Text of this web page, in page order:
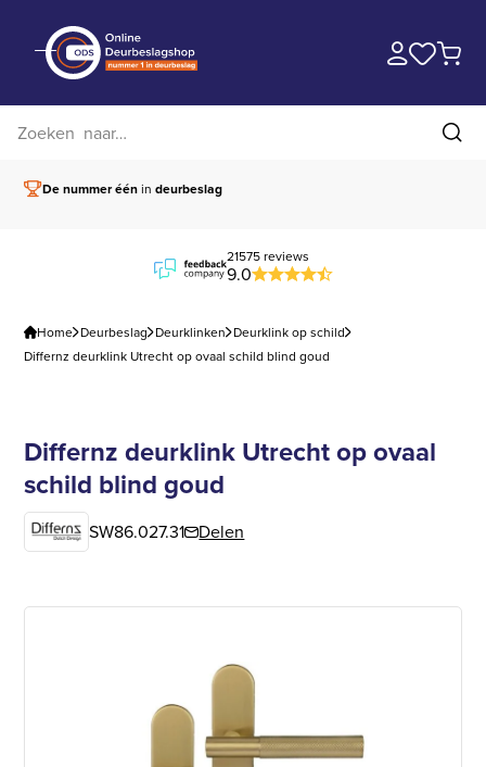
De nummer éénindeurbeslag
21575 reviews
9.0
Home Deurbeslag Deurklinken Deurklink op schild
Differnz deurklink Utrecht op ovaal schild blind goud
Differnz deurklink Utrecht op ovaal
schild blind goud
SW86.027.31 Delen